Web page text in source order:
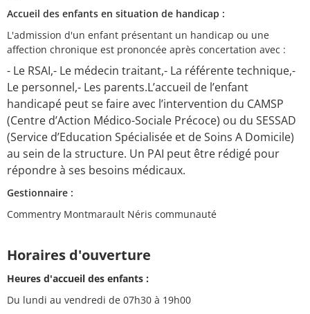
Accueil des enfants en situation de handicap :
L'admission d'un enfant présentant un handicap ou une
affection chronique est prononcée après concertation avec :
- Le RSAI,- Le médecin traitant,- La référente technique,-
Le personnel,- Les parents.L’accueil de l’enfant
handicapé peut se faire avec l’intervention du CAMSP
(Centre d’Action Médico-Sociale Précoce) ou du SESSAD
(Service d’Education Spécialisée et de Soins A Domicile)
au sein de la structure. Un PAI peut être rédigé pour
répondre à ses besoins médicaux.
Gestionnaire :
Commentry Montmarault Néris communauté
Horaires d'ouverture
Heures d'accueil des enfants :
Du lundi au vendredi de 07h30 à 19h00